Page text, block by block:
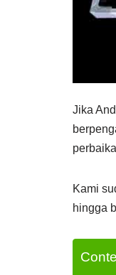
Jika
Kami
hingga